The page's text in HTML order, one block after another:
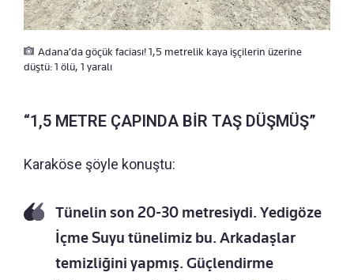
Adana’da göçük faciası! 1,5 metrelik kaya işçilerin üzerine
düştü: 1 ölü, 1 yaralı
“1,5 METRE ÇAPINDA BİR TAŞ DÜŞMÜŞ”
Karaköse şöyle konuştu:
Tünelin son 20-30 metresiydi. Yedigöze
İçme Suyu tünelimiz bu. Arkadaşlar
temizliğini yapmış. Güçlendirme